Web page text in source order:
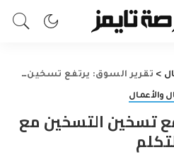
> تقرير السوق: يرتفع تسخين التسخين مع التكلم
والأعمال
تسخين التسخين مع